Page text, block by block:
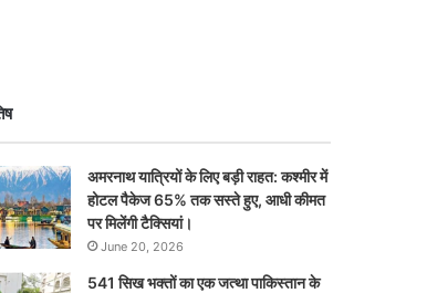
अमरनाथ यात्रियों के लिए बड़ी राहत: कश्मीर में
होटल पैकेज 65% तक सस्ते हुए, आधी कीमत
पर मिलेंगी टैक्सियां।
June 20, 2026
541 सिख भक्तों का एक जत्था पाकिस्तान के